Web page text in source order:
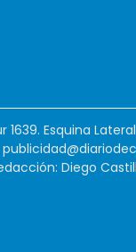
1639. Esquina
Diego